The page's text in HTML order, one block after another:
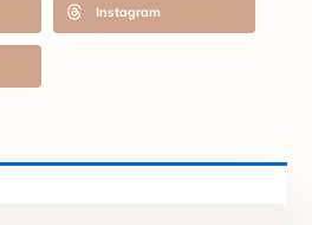
Instagram